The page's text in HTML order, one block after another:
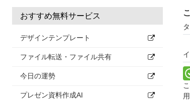
おすすめ無料サービス
デザインテンプレート
ファイル転送・ファイル共有
今日の運勢
プレゼン資料作成AI